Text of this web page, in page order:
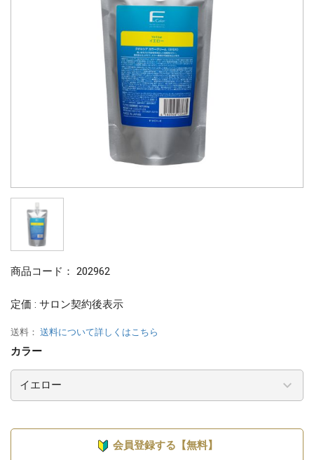
商品コード： 202962
定価 : サロン契約後表示
送料： 送料について詳しくはこちら
カラー
会員登録する【無料】